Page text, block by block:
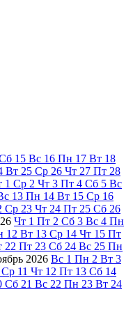
15 Вс 16 Пн 17 Вт 18
Вт 25 Ср 26 Чт 27 Пт 28
1 Ср 2 Чт 3 Пт 4 Сб 5 Вс
13 Пн 14 Вт 15 Ср 16
Ср 23 Чт 24 Пт 25 Сб 26
Чт 1 Пт 2 Сб 3 Вс 4 Пн
12 Вт 13 Ср 14 Чт 15 Пт
22 Пт 23 Сб 24 Вс 25 Пн
2026 Вс 1 Пн 2 Вт 3
Ср 11 Чт 12 Пт 13 Сб 14
Сб 21 Вс 22 Пн 23 Вт 24